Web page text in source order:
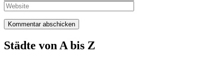
Städte von A bis Z